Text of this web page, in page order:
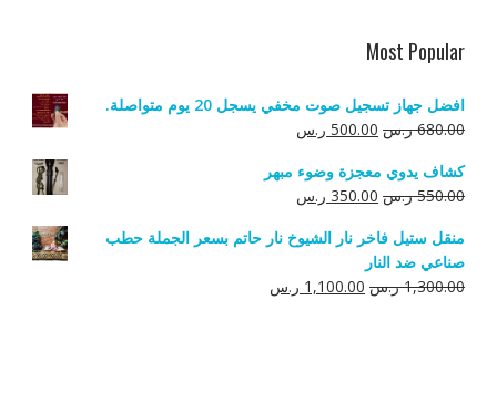
Most Popular
افضل جهاز تسجيل صوت مخفي يسجل 20 يوم متواصلة.
680.00 ر.س السعر
هو:
680.00 ر.س.
500.00 ر.سالسعر
هو:
500.00 ر.س.
كشاف يدوي معجزة وضوء مبهر
550.00 ر.س السعر
هو:
550.00 ر.س.
350.00 ر.سالسعر
هو:
منقل ستيل فاخر نار الشيوخ نار حاتم بسعر الجملة حطب
صناعي ضد النار
1,300.00 ر.س السعر
1,100.00 ر.سالسعر